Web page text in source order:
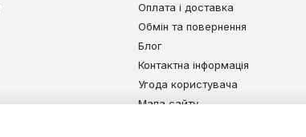
Оплата і доставка
Обмін та повернення
Блог
Контактна інформація
Угода користувача
Мапа сайту